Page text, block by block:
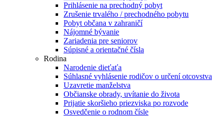
Prihlásenie na prechodný pobyt
Zrušenie trvalého / prechodného pobytu
Pobyt občana v zahraničí
Nájomné bývanie
Zariadenia pre seniorov
Súpisné a orientačné čísla
Rodina
Narodenie dieťaťa
Súhlasné vyhlásenie rodičov o určení otcovstva
Uzavretie manželstva
Občianske obrady, uvítanie do života
Prijatie skoršieho priezviska po rozvode
Osvedčenie o rodnom čísle